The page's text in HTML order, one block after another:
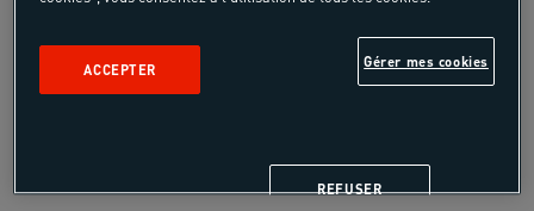
Snowboard
Gérer mes cookies
REFUSER
ACCEPTER